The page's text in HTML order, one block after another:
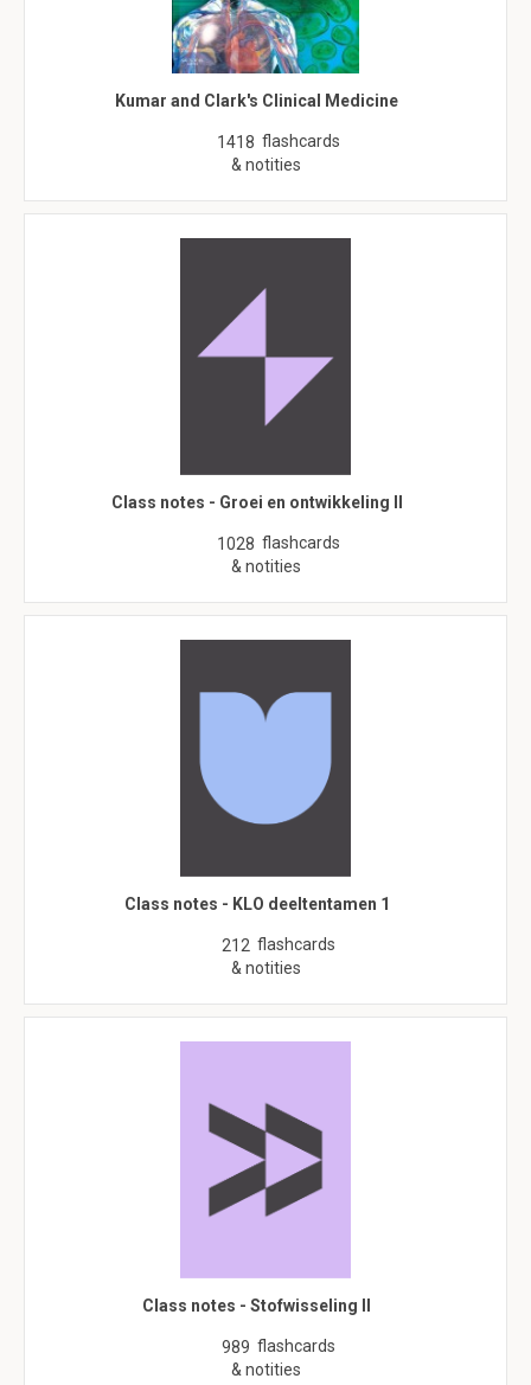
Kumar and Clark's Clinical Medicine
1418 flashcards
& notities
Class notes - Groei en ontwikkeling II
1028 flashcards
& notities
Class notes - KLO deeltentamen 1
212 flashcards
& notities
Class notes - Stofwisseling II
989 flashcards
& notities